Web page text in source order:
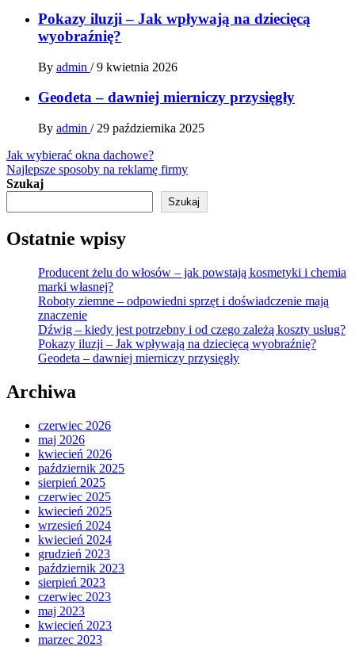
Pokazy iluzji – Jak wpływają na dziecięcą
wyobraźnię?
By admin / 9 kwietnia 2026
Geodeta – dawniej mierniczy przysięgły
By admin / 29 października 2025
Nawigacja
wpisu
Jak wybierać okna dachowe?
Najlepsze sposoby na reklamę firmy
Szukaj
Szukaj
Ostatnie wpisy
Producent żelu do włosów – jak powstają kosmetyki i chemia
marki własnej?
Roboty ziemne – odpowiedni sprzęt i doświadczenie mają
znaczenie
Dźwig – kiedy jest potrzebny i od czego zależą koszty usług?
Pokazy iluzji – Jak wpływają na dziecięcą wyobraźnię?
Geodeta – dawniej mierniczy przysięgły
Archiwa
czerwiec 2026
maj 2026
kwiecień 2026
październik 2025
sierpień 2025
czerwiec 2025
kwiecień 2025
wrzesień 2024
kwiecień 2024
grudzień 2023
październik 2023
sierpień 2023
czerwiec 2023
maj 2023
kwiecień 2023
marzec 2023